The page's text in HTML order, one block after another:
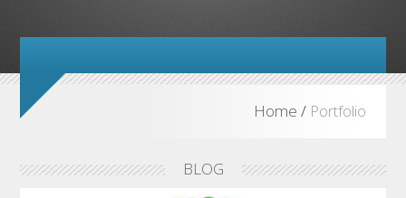
Home / Portfolio
BLOG